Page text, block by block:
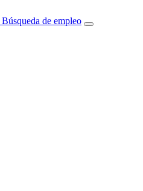
Búsqueda de empleo